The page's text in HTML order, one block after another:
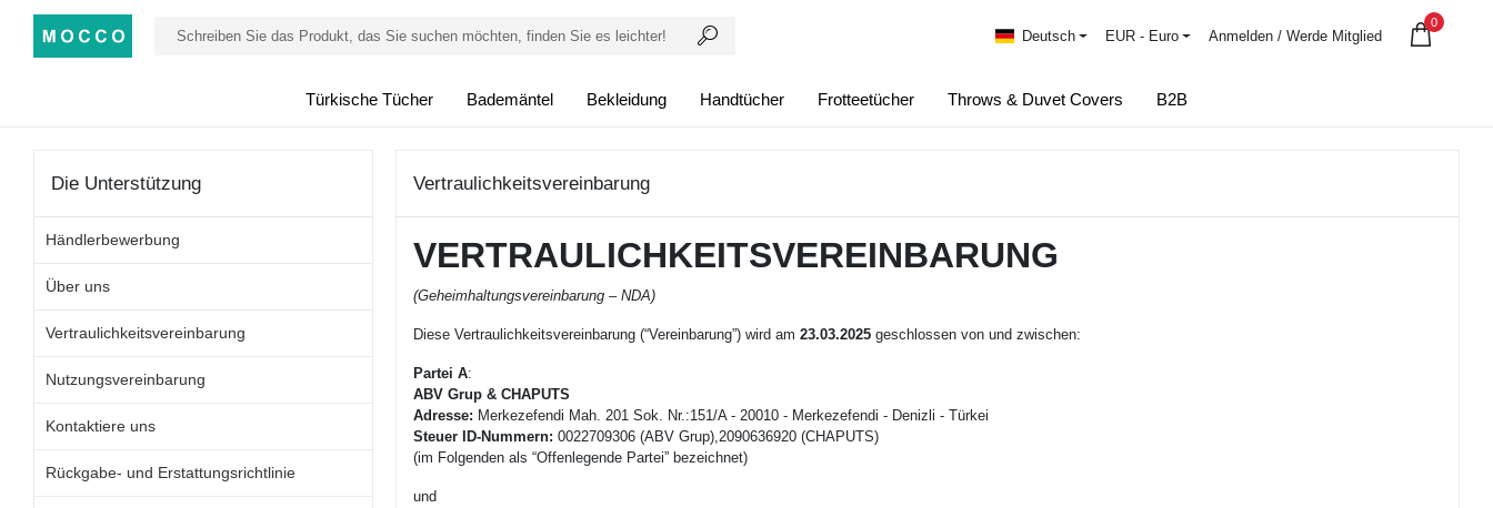
Deutsch EUR - Euro Anmelden / Werde Mitglied
0
Türkische Tücher Bademäntel Bekleidung Handtücher Frotteetücher Throws & Duvet Covers B2B
Die Unterstützung
Händlerbewerbung
Über uns
Vertraulichkeitsvereinbarung
Nutzungsvereinbarung
Kontaktiere uns
Rückgabe- und Erstattungsrichtlinie
Vertraulichkeitsvereinbarung
VERTRAULICHKEITSVEREINBARUNG
(Geheimhaltungsvereinbarung – NDA)
Diese Vertraulichkeitsvereinbarung (“Vereinbarung”) wird am23.03.2025 geschlossen von und zwischen:
Partei A:
ABV Grup & CHAPUTS
Adresse: Merkezefendi Mah. 201 Sok. Nr.:151/A - 20010 - Merkezefendi - Denizli - Türkei
Steuer ID-Nummern: 0022709306 (ABV Grup),2090636920 (CHAPUTS)
(im Folgenden als “Offenlegende Partei” bezeichnet)
und